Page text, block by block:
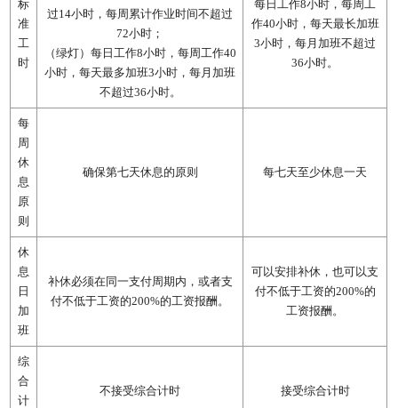
标
准
工
时
过14小时，每周累计作业时间不超过
72小时；
（绿灯）每日工作8小时，每周工作40
小时，每天最多加班3小时，每月加班
不超过36小时。
每日工作8小时，每周工
作40小时，每天最长加班
3小时，每月加班不超过
36小时。
每
周
休
息
原
则
确保第七天休息的原则 每七天至少休息一天
休
息
日
加
班
补休必须在同一支付周期内，或者支
付不低于工资的200%的工资报酬。
可以安排补休，也可以支
付不低于工资的200%的
工资报酬。
综
合
计
不接受综合计时 接受综合计时